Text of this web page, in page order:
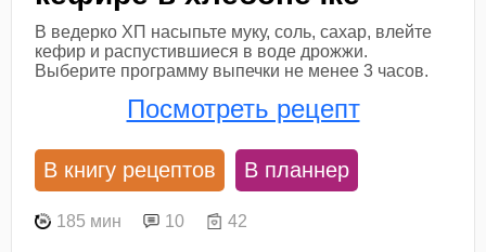
В ведерко ХП насыпьте муку, соль, сахар, влейте
кефир и распустившиеся в воде дрожжи.
Выберите программу выпечки не менее 3 часов.
Посмотреть рецепт
В книгу рецептов В планнер
185 мин 10 42